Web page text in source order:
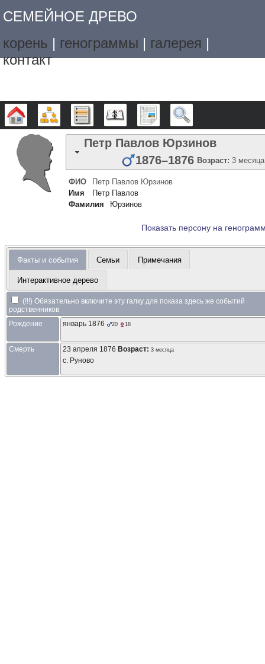
СЕМЕЙНОЕ ДРЕВО
корень | генограммы | галерея |
контакт
Дерево Графики Списки Календарь Отчёты
Петр Павлов Юрзинов
Возраст: 3 месяца
1876–1876
ФИО Петр Павлов Юрзинов
Имя
Петр Павлов
Фамилия
Юрзинов
Показать персону на
Факты и события Семьи Примечания
Интерактивное дерево
(!!!) Обязательно включите эту галку для показа здесь же событий
родственников
Рождение
январь 1876 20 18
Смерть 23 апреля 1876 Возраст: 3 месяца
с. Руново